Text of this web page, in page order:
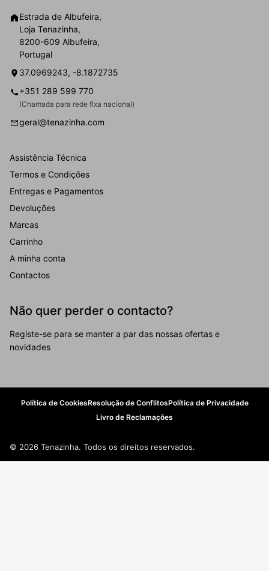
Estrada de Albufeira,
Loja Tenazinha,
8200-609 Albufeira,
Portugal
37.0969243, -8.1872735
+351 289 599 770
(Chamada para rede fixa nacional)
geral@tenazinha.com
Assistência Técnica
Termos e Condições
Entregas e Pagamentos
Devoluções
Marcas
Carrinho
A minha conta
Contactos
Não quer perder o contacto?
Registe-se para se manter a par das nossas ofertas e
novidades
Política de CookiesResolução de ConflitosPolítica de Privacidade
Livro de Reclamações
© 2026 Tenazinha. Todos os direitos reservados.